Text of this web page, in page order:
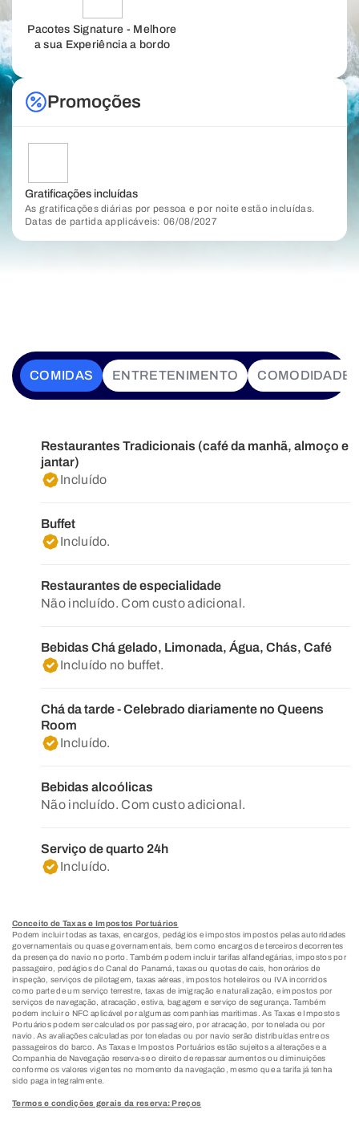
Pacotes Signature - Melhore
a sua Experiência a bordo
Promoções
Gratificações incluídas
As gratificações diárias por pessoa e por noite estão incluídas.
Datas de partida applicáveis: 06/08/2027
COMIDAS ENTRETENIMENTO
Restaurantes Tradicionais (café da manhã, almoço e
jantar)
Incluído
Buffet
Incluído.
Restaurantes de especialidade
Não incluído. Com custo adicional.
Bebidas Chá gelado, Limonada, Água, Chás, Café
Incluído no buffet.
Chá da tarde - Celebrado diariamente no Queens
Room
Incluído.
Bebidas alcoólicas
Não incluído. Com custo adicional.
Serviço de quarto 24h
Incluído.
Conceito de Taxas e Impostos Portuários
Podem incluir todas as taxas, encargos, pedágios e impostos impostos pelas autoridades
governamentais ou quase governamentais, bem como encargos de terceiros decorrentes
da presença do navio no porto. Também podem incluir tarifas alfandegárias, impostos por
passageiro, pedágios do Canal do Panamá, taxas ou quotas de cais, honorários de
inspeção, serviços de pilotagem, taxas aéreas, impostos hoteleiros ou IVA incorridos
como parte de um serviço terrestre, taxas de imigração e naturalização, e impostos por
serviços de navegação, atracação, estiva, bagagem e serviço de segurança. Também
podem incluir o NFC aplicável por algumas companhias marítimas. As Taxas e Impostos
Portuários podem ser calculados por passageiro, por atracação, por tonelada ou por
navio. As avaliações calculadas por toneladas ou por navio serão distribuídas entre os
passageiros do barco. As Taxas e Impostos Portuários estão sujeitos a alterações e a
Companhia de Navegação reserva-se o direito de repassar aumentos ou diminuições
conforme os valores vigentes no momento da navegação, mesmo que a tarifa já tenha
sido paga integralmente.
Termos e condições gerais da reserva: Preços